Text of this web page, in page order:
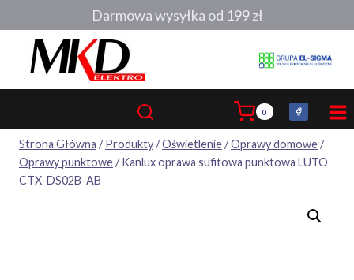
do
0
Strona Główna / Produkty/Oświetlenie/Oprawy domowe/
Oprawy punktowe/ Kanlux oprawa sufitowa punktowa LUTO
CTX-DS02B-AB
Darmowa wysyłka od 199 zł